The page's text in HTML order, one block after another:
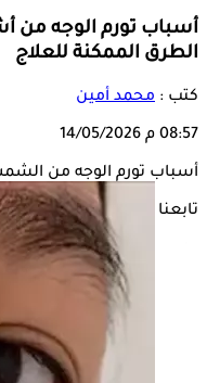
أسباب تورم الوجه
الطرق الممكنة للعلاج
كتب : محمد أمين
08:57 م 14/05/2026
أسباب تورم الوجه من
تابعنا على